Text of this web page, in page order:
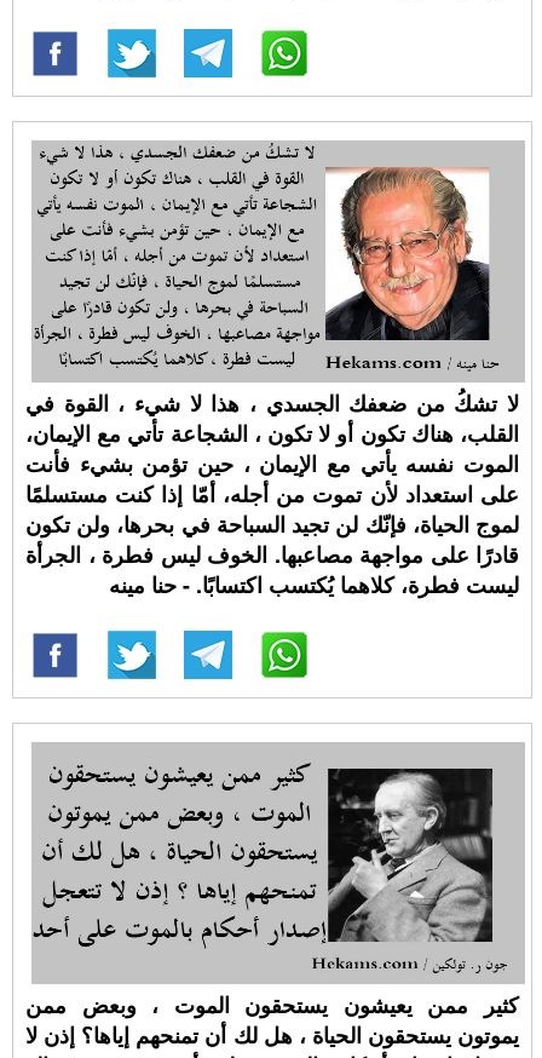
لا تشكُ من ضعفك الجسدي ، هذا لا شيء ، القوة في
القلب، هناك تكون أو لا تكون ، الشجاعة تأتي مع الإيمان،
الموت نفسه يأتي مع الإيمان ، حين تؤمن بشيء فأنت
على استعداد لأن تموت من أجله، أمّا إذا كنت مستسلمًا
لموج الحياة، فإنّك لن تجيد السباحة في بحرها، ولن تكون
قادرًا على مواجهة مصاعبها. الخوف ليس فطرة ، الجرأة
ليست فطرة، كلاهما يُكتسب اكتسابًا. - حنا مينه
كثير ممن يعيشون يستحقون الموت ، وبعض ممن
يموتون يستحقون الحياة ، هل لك أن تمنحهم إياها؟ إذن لا